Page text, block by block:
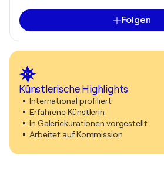
Folgen
Künstlerische Highlights
International profiliert
Erfahrene Künstlerin
In Galeriekurationen vorgestellt
Arbeitet auf Kommission